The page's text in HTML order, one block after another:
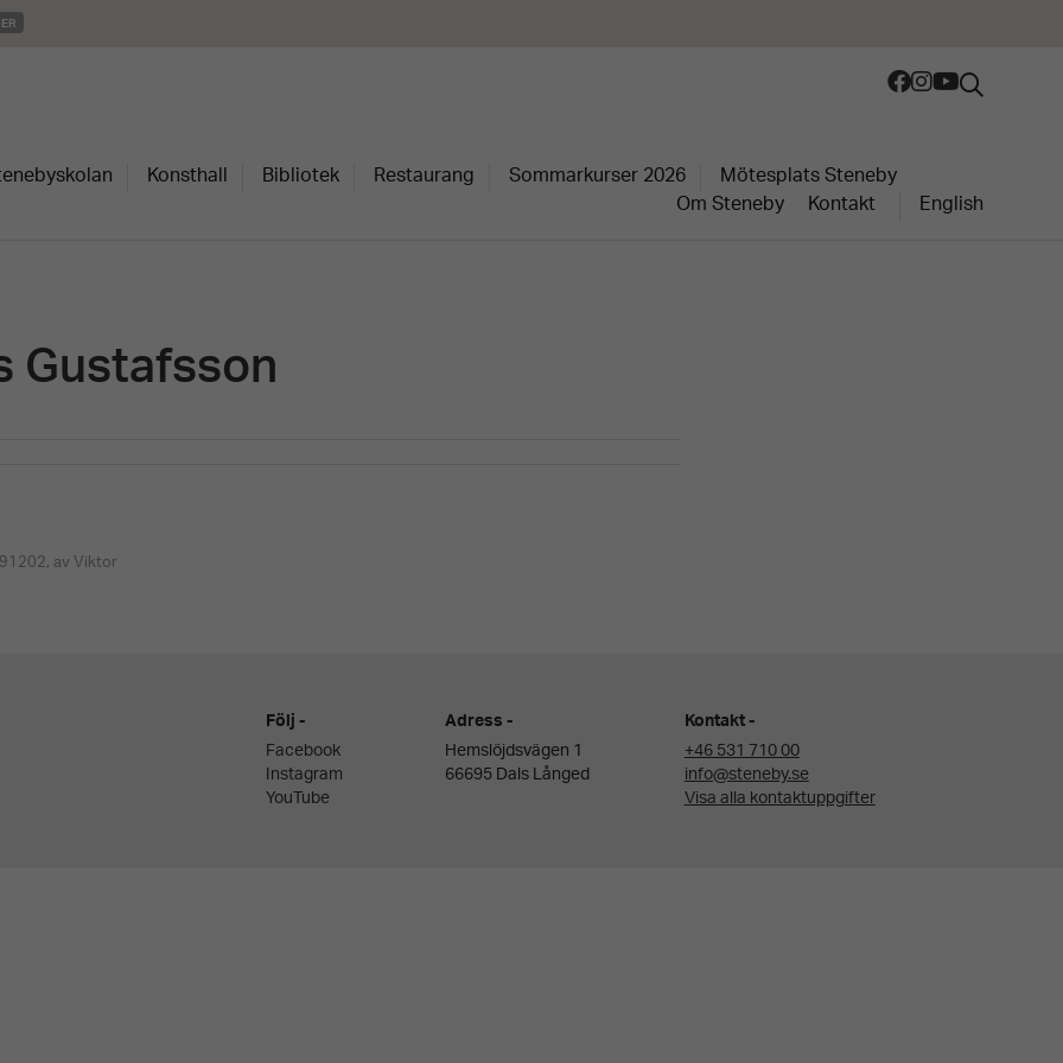
Konsthall Bibliotek Restaurang Sommarkurser 2026 Mötesplats Steneby
Om Steneby Kontakt English
Gustafsson
av Viktor
Följ
Facebook
Instagram
YouTube
Adress
Hemslöjdsvägen 1
66695 Dals Långed
Kontakt
+46 531 710 00
info@steneby.se
Visa alla kontaktuppgifter